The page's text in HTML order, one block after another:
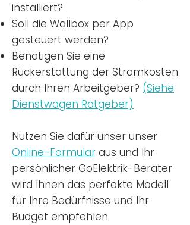
installiert?
Soll die Wallbox per App
gesteuert werden?
Benötigen Sie eine
Rückerstattung der Stromkosten
durch Ihren Arbeitgeber? (Siehe
Dienstwagen Ratgeber)
Nutzen Sie dafür unser unser
Online-Formular aus und Ihr
persönlicher GoElektrik-Berater
wird Ihnen das perfekte Modell
für Ihre Bedürfnisse und Ihr
Budget empfehlen.